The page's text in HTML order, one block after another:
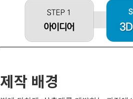
제작 배경